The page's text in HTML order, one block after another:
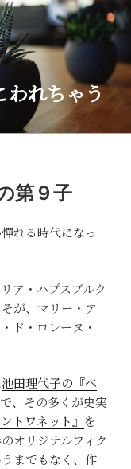
れちゃう
第９子
れる時代になっ
ア・ハプスブルク
が、マリー・ア
ド・ロレーヌ・
池田理代子の『ベ
、その多くが史実
トワネット』 を
オリジナルフィク
までもなく、作